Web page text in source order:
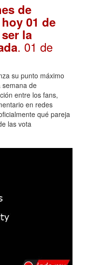
de
01 de
la
. 01 de
su punto máximo
semana de
entre los fans,
en redes
qué pareja
las vota